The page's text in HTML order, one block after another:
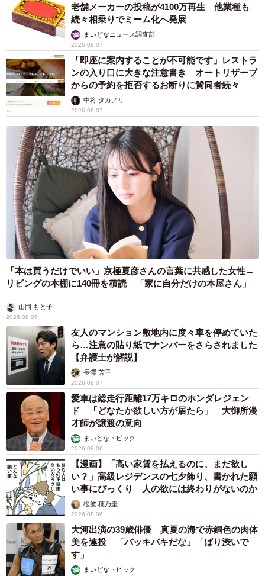
老舗メーカーの投稿が4100万再生 他業種も
続々相乗りでミーム化へ発展
まいどなニュース調査部
2026.08.07
「即座に案内することが不可能です」レストラ
ンの入り口に大きな注意書き オートリザーブ
からの予約を拒否するお断りに賛同者続々
中将 タカノリ
2026.08.07
「本は買うだけでいい」京極夏彦さんの言葉に共感した女性→
リビングの本棚に140冊を積読 「家に自分だけの本屋さん」
山岡 もと子
2026.08.07
友人のマンション敷地内に度々車を停めていた
ら…注意の貼り紙でナンバーをさらされました
【弁護士が解説】
長澤 芳子
2026.08.07
愛車は総走行距離17万キロのホンダレジェン
ド 「どなたか欲しい方が居たら」 大御所漫
才師が譲渡の意向
まいどなトピック
2026.08.06
【漫画】「高い家賃を払えるのに、まだ欲し
い？」高級レジデンスの七夕飾り、書かれた願
い事にびっくり 人の欲には終わりがないのか
松波 穂乃圭
2026.08.06
大河出演の39歳俳優 真夏の海で赤銅色の肉体
美を連投 「バッキバキだな」「ばり渋いで
す」
まいどなトピック